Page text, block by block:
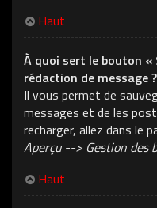
Haut
À quoi sert le bouton «
rédaction de message ?
Il vous permet de
messages et de les
recharger, allez dans le
Aperçu --> Gestion des
Haut